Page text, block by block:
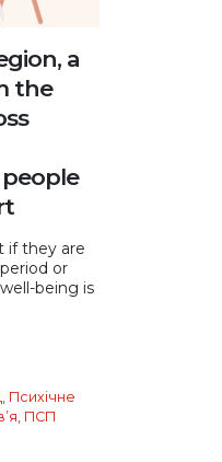
a
the
if they are
or
being is
Психічне
ПСП